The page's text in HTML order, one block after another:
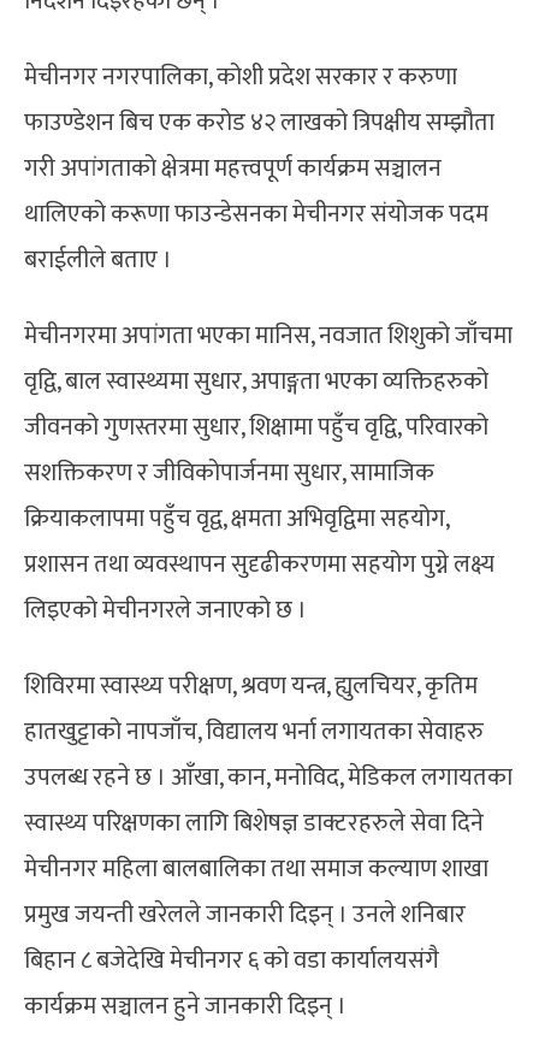
मेचीनगर नगरपालिका, कोशी प्रदेश सरकार र करुणा
फाउण्डेशन बिच एक करोड ४२ लाखको त्रिपक्षीय सम्झौता
गरी अपांगताको क्षेत्रमा महत्त्वपूर्ण कार्यक्रम सञ्चालन
थालिएको करूणा फाउन्डेसनका मेचीनगर संयोजक पदम
बराईलीले बताए ।
मेचीनगरमा अपांगता भएका मानिस, नवजात शिशुको जाँचमा
वृद्वि, बाल स्वास्थ्यमा सुधार, अपाङ्गता भएका व्यक्तिहरुको
जीवनको गुणस्तरमा सुधार, शिक्षामा पहुँच वृद्वि, परिवारको
सशक्तिकरण र जीविकोपार्जनमा सुधार, सामाजिक
क्रियाकलापमा पहुँच वृद्व, क्षमता अभिवृद्विमा सहयोग,
प्रशासन तथा व्यवस्थापन सुदृढीकरणमा सहयोग पुग्ने लक्ष्य
लिइएको मेचीनगरले जनाएको छ ।
शिविरमा स्वास्थ्य परीक्षण, श्रवण यन्त्र, ह्युलचियर, कृतिम
हातखुट्टाको नापजाँच, विद्यालय भर्ना लगायतका सेवाहरु
उपलब्ध रहने छ । आँखा, कान, मनोविद, मेडिकल लगायतका
स्वास्थ्य परिक्षणका लागि बिशेषज्ञ डाक्टरहरुले सेवा दिने
मेचीनगर महिला बालबालिका तथा समाज कल्याण शाखा
प्रमुख जयन्ती खरेलले जानकारी दिइन् । उनले शनिबार
बिहान ८ बजेदेखि मेचीनगर ६ को वडा कार्यालयसंगै
कार्यक्रम सञ्चालन हुने जानकारी दिइन् ।